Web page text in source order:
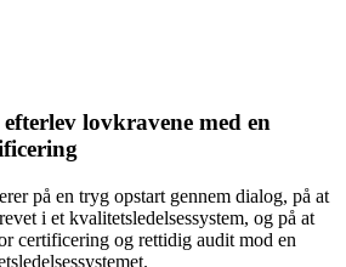
lovkravene med en
på en tryg opstart gennem dialog, på at
i et kvalitetsledelsessystem, og på at
certificering og rettidig audit mod en